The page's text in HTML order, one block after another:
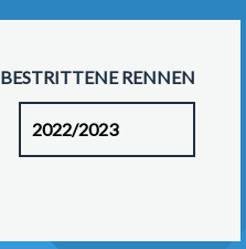
BESTRITTENE RENNEN